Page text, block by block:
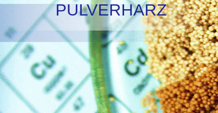
INDUSTRIE
INVESTOREN
NACHRICHT
KARRIERE
PULVERHARZ